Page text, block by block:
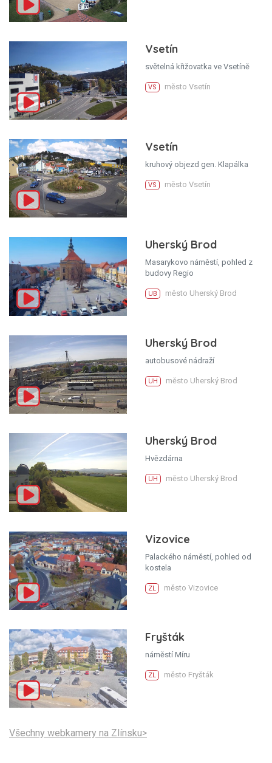
Vsetín
světelná křižovatka ve Vsetíně
VS město Vsetín
Vsetín
kruhový objezd gen. Klapálka
VS město Vsetín
Uherský Brod
Masarykovo náměstí, pohled z
budovy Regio
UB město Uherský Brod
Uherský Brod
autobusové nádraží
UH město Uherský Brod
Uherský Brod
Hvězdárna
UH město Uherský Brod
Vizovice
Palackého náměstí, pohled od
kostela
ZL město Vizovice
Fryšták
náměstí Míru
ZL město Fryšták
Všechny webkamery na Zlínsku>